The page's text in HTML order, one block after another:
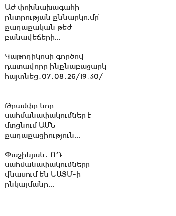
13:00 -Մինչ Եվրասիական
միջկառավարական խորհրդի
ընդլայնված կազմով...
12:33 -Իրանի
հետախուզությունը հայտնել է
«Մոսադ»-ի հետ կապ
12:15 -Նիկոլ Փաշինյանը
պատասխանել է ռուսական
լրատվամիջոցների
ներկայացուցիչների...
11:26 -
Եվրասիական
տնտեսական միությունը
չպետք է դիտարկվի որպես...
ԱԺ փոխնախագահի
ընտրության քննարկումը՝
քաղաքական թեժ
բանավեճերի...
Կաթողիկոսի գործով
դատավորը ինքնաբացարկ
հայտնեց․07․08․26/19․30/
Թրամփը նոր
սահմանափակումներ է
մտցնում ԱՄՆ
քաղաքացիություն...
Փաշինյան․ ՌԴ
սահմանափակումները
վնասում են ԵԱՏՄ-ի
ընկալմանը...